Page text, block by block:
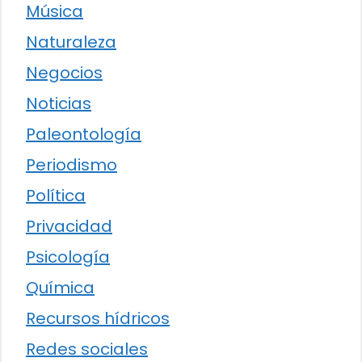
Música
Naturaleza
Negocios
Noticias
Paleontología
Periodismo
Política
Privacidad
Psicología
Química
Recursos hídricos
Redes sociales